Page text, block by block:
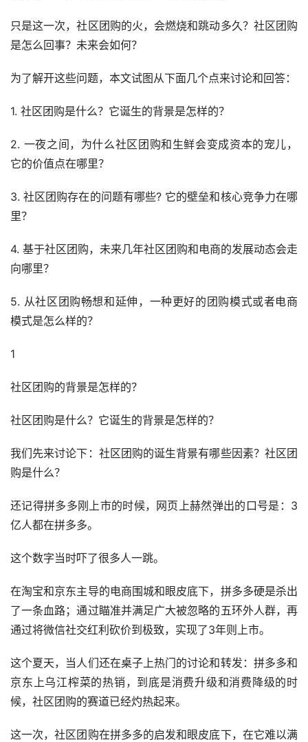
只是这一次，社区团购的火，会燃烧和跳动多久？社区团购
是怎么回事？未来会如何？
为了解开这些问题，本文试图从下面几个点来讨论和回答：
1. 社区团购是什么？它诞生的背景是怎样的？
2. 一夜之间，为什么社区团购和生鲜会变成资本的宠儿，
它的价值点在哪里？
3. 社区团购存在的问题有哪些? 它的壁垒和核心竞争力在哪
里？
4. 基于社区团购，未来几年社区团购和电商的发展动态会走
向哪里？
5. 从社区团购畅想和延伸，一种更好的团购模式或者电商
模式是怎么样的？
1
社区团购的背景是怎样的？
社区团购是什么？它诞生的背景是怎样的？
我们先来讨论下：社区团购的诞生背景有哪些因素？社区团
购是什么？
还记得拼多多刚上市的时候，网页上赫然弹出的口号是：3
亿人都在拼多多。
这个数字当时吓了很多人一跳。
在淘宝和京东主导的电商围城和眼皮底下，拼多多硬是杀出
了一条血路；通过瞄准并满足广大被忽略的五环外人群，再
通过将微信社交红利砍价到极致，实现了3年则上市。
这个夏天，当人们还在桌子上热门的讨论和转发：拼多多和
京东上乌江榨菜的热销，到底是消费升级和消费降级的时
候，社区团购的赛道已经灼热起来。
这一次，社区团购在拼多多的启发和眼皮底下，在它难以满